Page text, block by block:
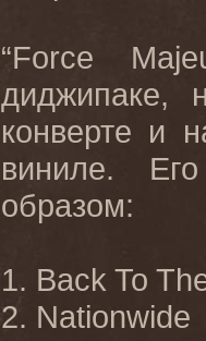
“Force
диджипаке,
конверте и
виниле.
образом:
1. Back To
2. Nationwide